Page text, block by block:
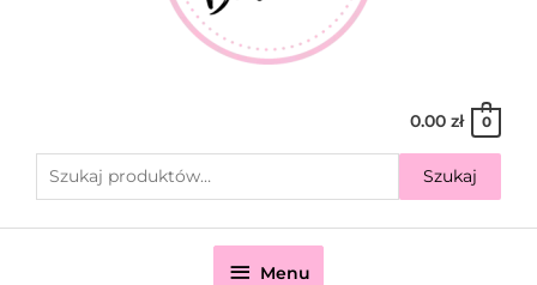
0.00zł 0
Szukaj: Szukaj
Pod
Menu